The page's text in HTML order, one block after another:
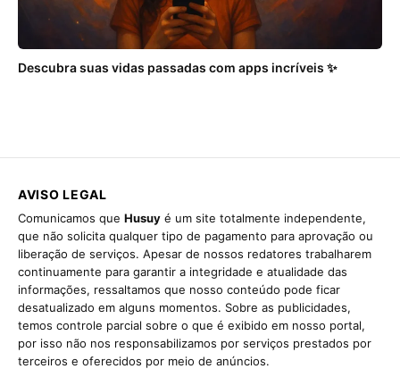
Descubra suas vidas passadas com apps incríveis ✨
AVISO LEGAL
Comunicamos que Husuy é um site totalmente independente,
que não solicita qualquer tipo de pagamento para aprovação ou
liberação de serviços. Apesar de nossos redatores trabalharem
continuamente para garantir a integridade e atualidade das
informações, ressaltamos que nosso conteúdo pode ficar
desatualizado em alguns momentos. Sobre as publicidades,
temos controle parcial sobre o que é exibido em nosso portal,
por isso não nos responsabilizamos por serviços prestados por
terceiros e oferecidos por meio de anúncios.